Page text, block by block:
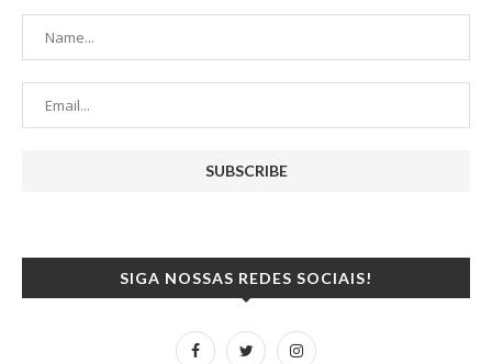
SIGA NOSSAS REDES SOCIAIS!